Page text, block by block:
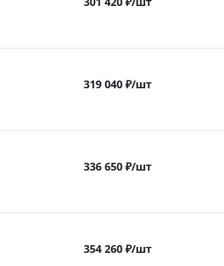
319 040 ₽/шт
336 650 ₽/шт
354 260 ₽/шт